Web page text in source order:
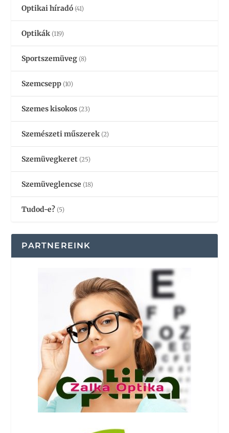
Optikai híradó (41)
Optikák (119)
Sportszemüveg (8)
Szemcsepp (10)
Szemes kisokos (23)
Szemészeti műszerek (2)
Szemüvegkeret (25)
Szemüveglencse (18)
Tudod-e? (5)
PARTNEREINK